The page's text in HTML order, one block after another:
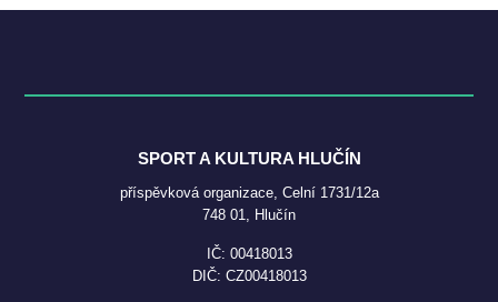
SPORT A KULTURA HLUČÍN
příspěvková organizace, Celní 1731/12a
748 01, Hlučín
IČ: 00418013
DIČ: CZ00418013